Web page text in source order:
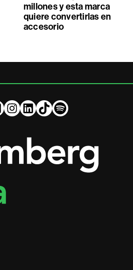
millones y esta marca
quiere convertirlas en
accesorio